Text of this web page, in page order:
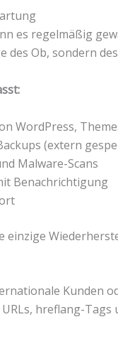
es regelmäßig
des Ob, sondern
WordPress,
(extern
Malware-Scans
Benachrichtigung
einzige
Kunden
hreflang-Tags